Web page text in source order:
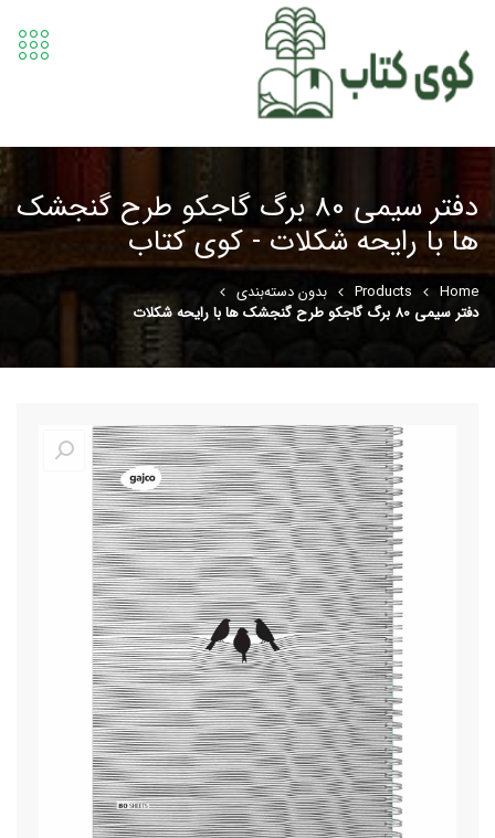
دفتر سیمی 80 برگ گاجکو طرح گنجشک
ها با رایحه شکلات - کوی کتاب
Home
Products
بدون دسته‌بندی
دفتر سیمی 80 برگ گاجکو طرح گنجشک ها با رایحه شکلات